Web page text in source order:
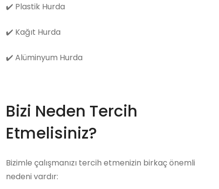
✔️ Plastik Hurda
✔️ Kağıt Hurda
✔️ Alüminyum Hurda
Bizi Neden Tercih
Etmelisiniz?
Bizimle çalışmanızı tercih etmenizin birkaç önemli
nedeni vardır: